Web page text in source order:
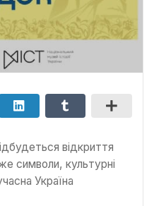
відкриття
символи, культурні
Україна